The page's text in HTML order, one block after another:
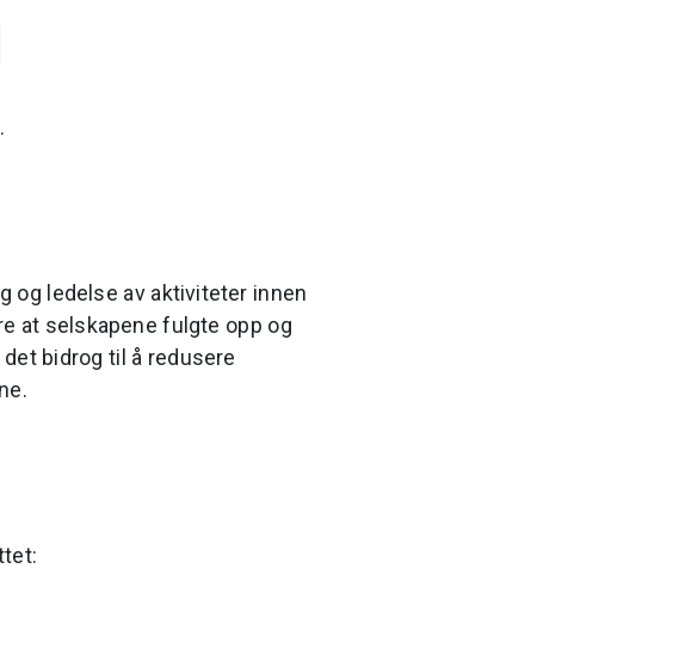
og ledelse av aktiviteter innen
at selskapene fulgte opp og
bidrog til å redusere